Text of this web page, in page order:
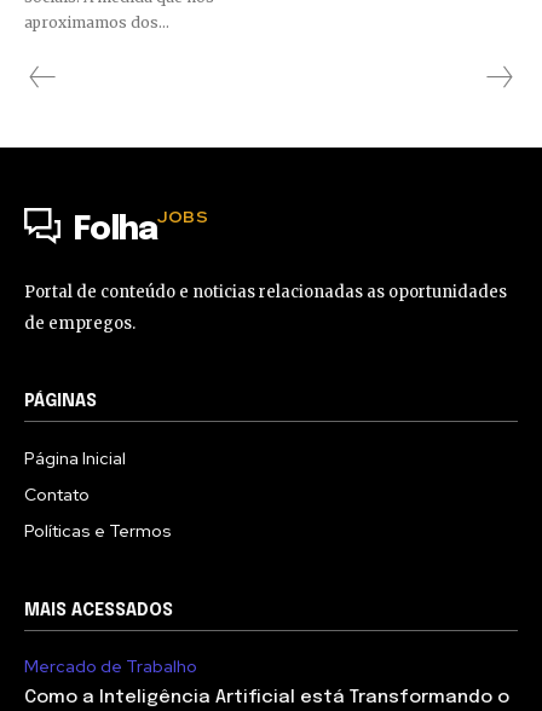
aproximamos dos...
FolhaJOBS
Portal de conteúdo e noticias relacionadas as oportunidades
de empregos.
PÁGINAS
Página Inicial
Contato
Políticas e Termos
MAIS ACESSADOS
Mercado de Trabalho
Como a Inteligência Artificial está Transformando o